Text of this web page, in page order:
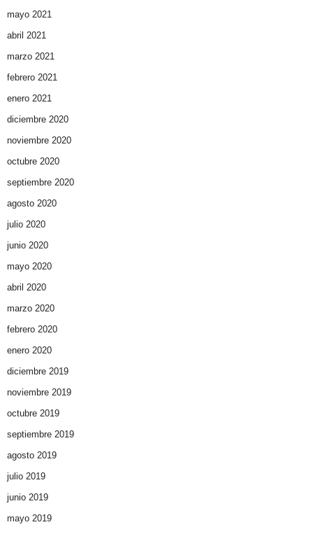
mayo 2021
abril 2021
marzo 2021
febrero 2021
enero 2021
diciembre 2020
noviembre 2020
octubre 2020
septiembre 2020
agosto 2020
julio 2020
junio 2020
mayo 2020
abril 2020
marzo 2020
febrero 2020
enero 2020
diciembre 2019
noviembre 2019
octubre 2019
septiembre 2019
agosto 2019
julio 2019
junio 2019
mayo 2019